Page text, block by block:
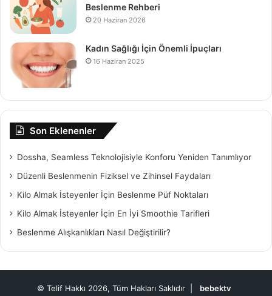
Beslenme Rehberi
20 Haziran 2026
Kadın Sağlığı İçin Önemli İpuçları
16 Haziran 2025
Son Eklenenler
Dossha, Seamless Teknolojisiyle Konforu Yeniden Tanımlıyor
Düzenli Beslenmenin Fiziksel ve Zihinsel Faydaları
Kilo Almak İsteyenler İçin Beslenme Püf Noktaları
Kilo Almak İsteyenler İçin En İyi Smoothie Tarifleri
Beslenme Alışkanlıkları Nasıl Değiştirilir?
© Telif Hakkı 2026, Tüm Hakları Saklıdır | bebektv